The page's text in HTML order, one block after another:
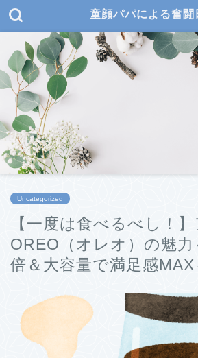
童顔パパによる奮闘
Uncategorized
【一度は食べるべし！
OREO（オレオ）の魅
倍＆大容量で満足感MAX